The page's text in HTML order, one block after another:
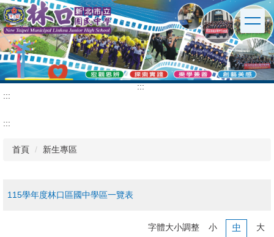
跳
到
主
要
內
容
區
:::
:::
:::
首頁 新生專區
115學年度林口區國中學區一覽表
字體大小調整 小 中 大